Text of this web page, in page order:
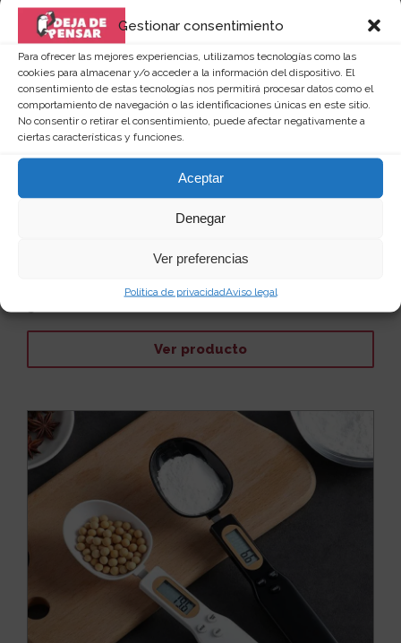
Gestionar consentimiento
Para ofrecer las mejores experiencias, utilizamos tecnologías como las
cookies para almacenar y/o acceder a la información del dispositivo. El
consentimiento de estas tecnologías nos permitirá procesar datos como el
comportamiento de navegación o las identificaciones únicas en este sitio.
No consentir o retirar el consentimiento, puede afectar negativamente a
ciertas características y funciones.
Aceptar
Denegar
Ver preferencias
Política de privacidadAviso legal
Cortador de frutas y verduras en
Este GIF del corte de sandia es hipnótico y dan ganas
de comprar ahora mismo ese cortador y empezar ...
Ver producto